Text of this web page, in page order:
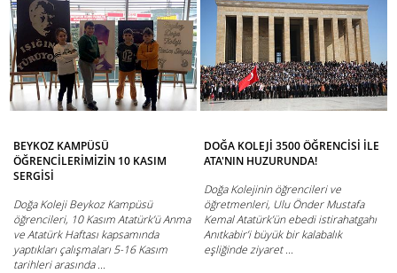
BEYKOZ KAMPÜSÜ
ÖĞRENCİLERİMİZİN 10 KASIM
SERGİSİ
Doğa Koleji Beykoz Kampüsü
öğrencileri, 10 Kasım Atatürk’ü Anma
ve Atatürk Haftası kapsamında
yaptıkları çalışmaları 5-16 Kasım
tarihleri arasında ...
DOĞA KOLEJİ 3500 ÖĞRENCİSİ İLE
ATA'NIN HUZURUNDA!
Doğa Kolejinin öğrencileri ve
öğretmenleri, Ulu Önder Mustafa
Kemal Atatürk’ün ebedi istirahatgahı
Anıtkabir’i büyük bir kalabalık
eşliğinde ziyaret ...